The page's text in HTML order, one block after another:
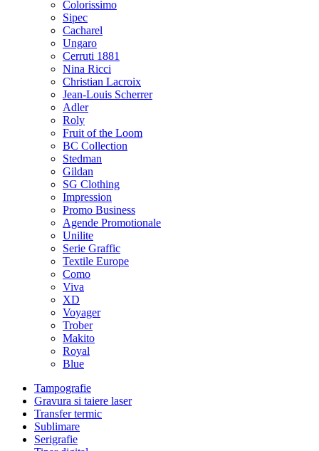
Colorissimo
Sipec
Cacharel
Ungaro
Cerruti 1881
Nina Ricci
Christian Lacroix
Jean-Louis Scherrer
Adler
Roly
Fruit of the Loom
BC Collection
Stedman
Gildan
SG Clothing
Impression
Promo Business
Agende Promotionale
Unilite
Serie Graffic
Textile Europe
Como
Viva
XD
Voyager
Trober
Makito
Royal
Blue
Tampografie
Gravura si taiere laser
Transfer termic
Sublimare
Serigrafie